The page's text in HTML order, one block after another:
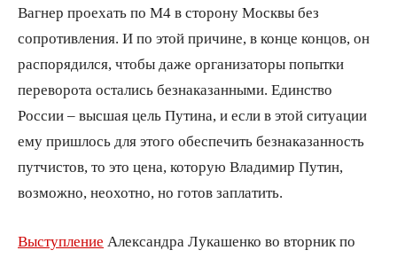
Вагнер проехать по М4 в сторону Москвы без
сопротивления. И по этой причине, в конце концов, он
распорядился, чтобы даже организаторы попытки
переворота остались безнаказанными. Единство
России – высшая цель Путина, и если в этой ситуации
ему пришлось для этого обеспечить безнаказанность
путчистов, то это цена, которую Владимир Путин,
возможно, неохотно, но готов заплатить.
Выступление Александра Лукашенко во вторник по